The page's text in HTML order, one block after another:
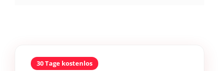
30 Tage kostenlos